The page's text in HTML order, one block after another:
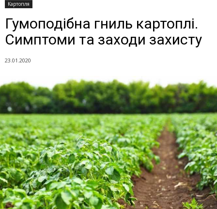
Картопля
Гумоподібна гниль картоплі.
Симптоми та заходи захисту
23.01.2020